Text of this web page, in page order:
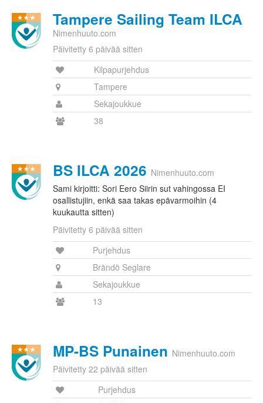
Tampere Sailing Team ILCA
Nimenhuuto.com
Päivitetty 6 päivää sitten
Kilpapurjehdus
Tampere
Sekajoukkue
38
BS ILCA 2026 Nimenhuuto.com
Sami kirjoitti: Sori Eero Siirin sut vahingossa EI
osallistujiin, enkä saa takas epävarmoihin (4
kuukautta sitten)
Päivitetty 6 päivää sitten
Purjehdus
Brändö Seglare
Sekajoukkue
13
MP-BS Punainen Nimenhuuto.com
Päivitetty 22 päivää sitten
Purjehdus